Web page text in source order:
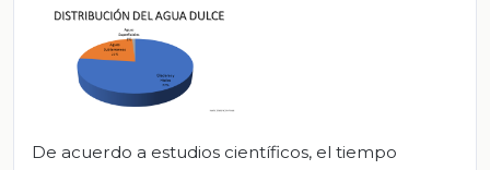
De acuerdo a estudios científicos, el tiempo